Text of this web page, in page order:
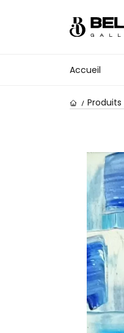
Accueil
Produits